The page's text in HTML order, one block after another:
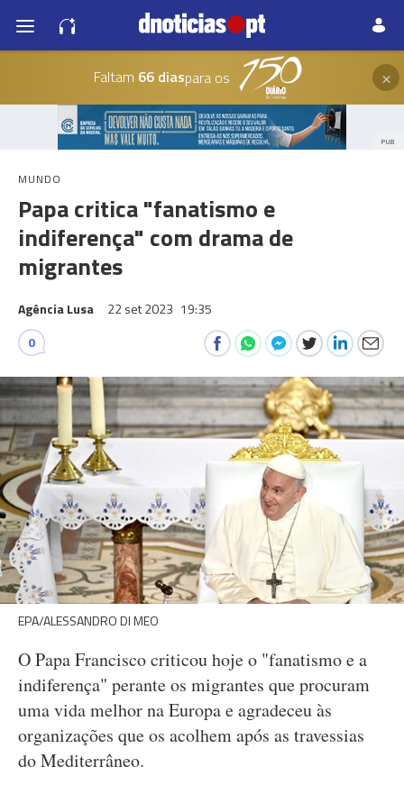
Faltam 66 diaspara os ×
PUB
MUNDO
Papa critica "fanatismo e
indiferença" com drama de
migrantes
Agência Lusa 22 set 2023 19:35
0
EPA/ALESSANDRO DI MEO
O Papa Francisco criticou hoje o "fanatismo e a
indiferença" perante os migrantes que procuram
uma vida melhor na Europa e agradeceu às
organizações que os acolhem após as travessias
do Mediterrâneo.